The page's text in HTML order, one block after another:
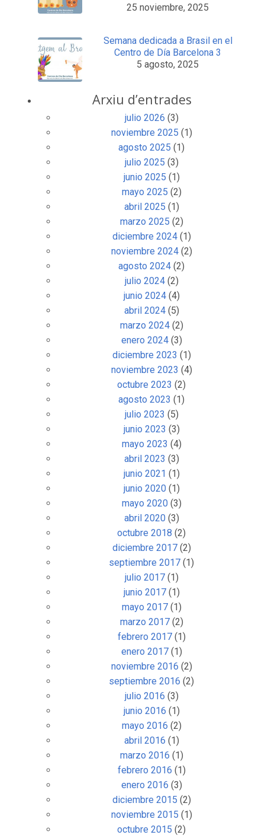
25 noviembre, 2025
Semana dedicada a Brasil en el
Centro de Día Barcelona 3
5 agosto, 2025
Arxiu d’entrades
julio 2026 (3)
noviembre 2025 (1)
agosto 2025 (1)
julio 2025 (3)
junio 2025 (1)
mayo 2025 (2)
abril 2025 (1)
marzo 2025 (2)
diciembre 2024(1)
noviembre 2024(2)
agosto 2024 (2)
julio 2024(2)
junio 2024(4)
abril 2024(5)
marzo 2024(2)
enero 2024(3)
diciembre 2023 (1)
noviembre 2023 (4)
octubre 2023 (2)
agosto 2023 (1)
julio 2023 (5)
junio 2023 (3)
mayo 2023 (4)
abril 2023 (3)
junio 2021 (1)
junio 2020(1)
mayo 2020(3)
abril 2020(3)
octubre 2018 (2)
diciembre 2017(2)
septiembre 2017 (1)
julio 2017(1)
junio 2017(1)
mayo 2017(1)
marzo 2017(2)
febrero 2017(1)
enero 2017(1)
noviembre 2016 (2)
septiembre 2016 (2)
julio 2016 (3)
junio 2016 (1)
mayo 2016 (2)
abril 2016 (1)
marzo 2016 (1)
febrero 2016 (1)
enero 2016 (3)
diciembre 2015 (2)
noviembre 2015 (1)
octubre 2015 (2)